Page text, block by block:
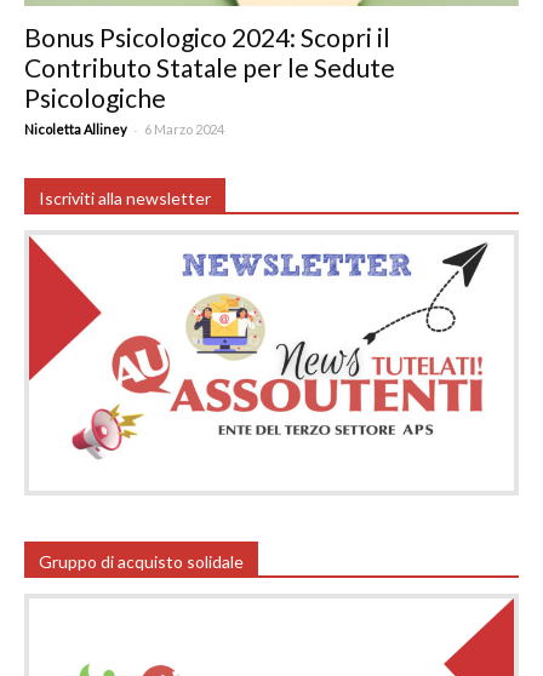
Bonus Psicologico 2024: Scopri il
Contributo Statale per le Sedute
Psicologiche
Nicoletta Alliney - 6 Marzo 2024
Iscriviti alla newsletter
Gruppo di acquisto solidale